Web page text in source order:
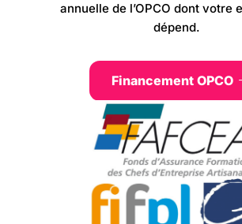
annuelle de l’OPCO dont votre
dépend.
Financement OPCO